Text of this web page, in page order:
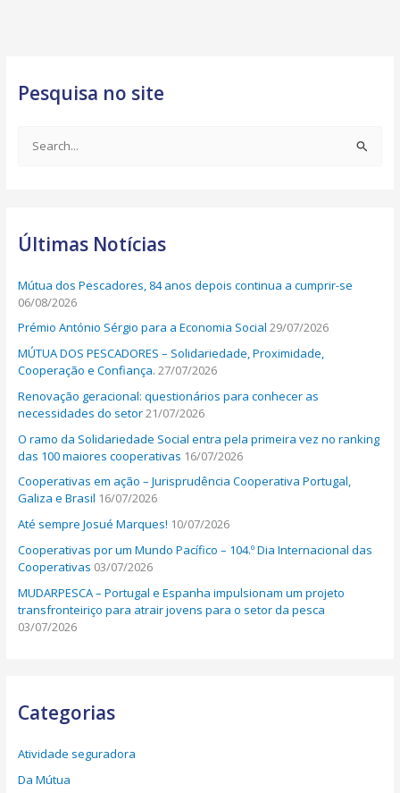
Pesquisa no site
c
f
o
r
:
Últimas Notícias
Mútua dos Pescadores, 84 anos depois continua a cumprir-se
06/08/2026
Prémio António Sérgio para a Economia Social 29/07/2026
MÚTUA DOS PESCADORES – Solidariedade, Proximidade,
Cooperação e Confiança. 27/07/2026
Renovação geracional: questionários para conhecer as
necessidades do setor21/07/2026
O ramo da Solidariedade Social entra pela primeira vez no ranking
das 100 maiores cooperativas 16/07/2026
Cooperativas em ação – Jurisprudência Cooperativa Portugal,
Galiza e Brasil 16/07/2026
Até sempre Josué Marques! 10/07/2026
Cooperativas por um Mundo Pacífico – 104.º Dia Internacional das
Cooperativas 03/07/2026
MUDARPESCA – Portugal e Espanha impulsionam um projeto
transfronteiriço para atrair jovens para o setor da pesca
03/07/2026
Categorias
Atividade seguradora
Da Mútua